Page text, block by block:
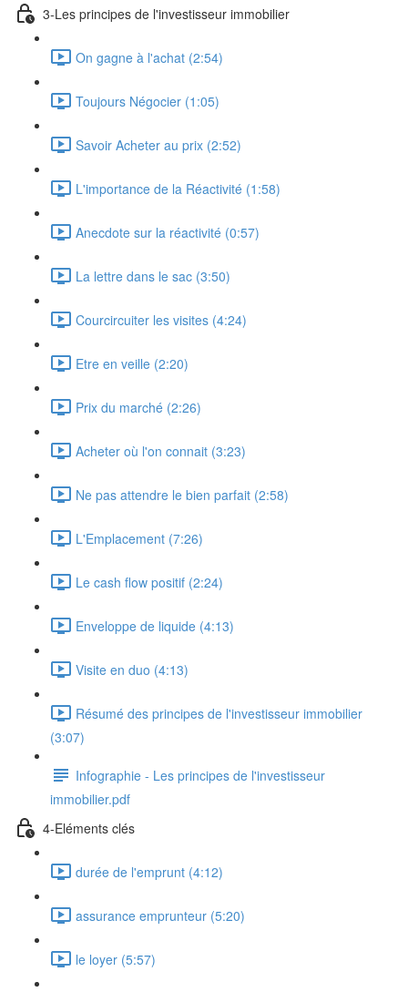
3-Les principes de l'investisseur immobilier
On gagne à l'achat (2:54)
Toujours Négocier (1:05)
Savoir Acheter au prix (2:52)
L'importance de la Réactivité (1:58)
Anecdote sur la réactivité (0:57)
La lettre dans le sac (3:50)
Courcircuiter les visites (4:24)
Etre en veille (2:20)
Prix du marché (2:26)
Acheter où l'on connait (3:23)
Ne pas attendre le bien parfait (2:58)
L'Emplacement (7:26)
Le cash flow positif (2:24)
Enveloppe de liquide (4:13)
Visite en duo (4:13)
Résumé des principes de l'investisseur immobilier
(3:07)
Infographie - Les principes de l'investisseur
immobilier.pdf
4-Eléments clés
durée de l'emprunt (4:12)
assurance emprunteur (5:20)
le loyer (5:57)